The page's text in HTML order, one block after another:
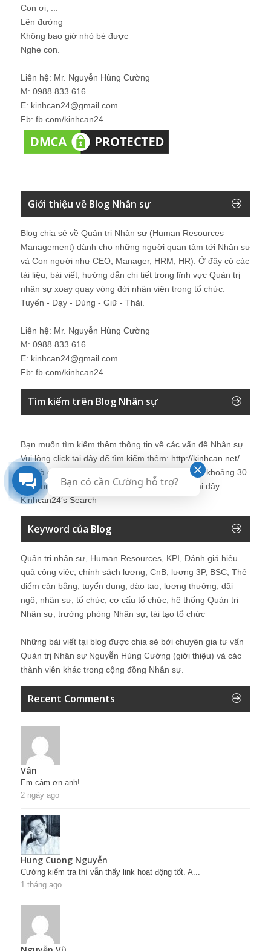
Con ơi, ...
Lên đường
Không bao giờ nhỏ bé được
Nghe con.
Liên hệ: Mr. Nguyễn Hùng Cường
M: 0988 833 616
E: kinhcan24@gmail.com
Fb: fb.com/kinhcan24
Giới thiệu về Blog Nhân sự
Blog chia sẻ về Quản trị Nhân sự (Human Resources
Management) dành cho những người quan tâm tới Nhân sự
và Con người như CEO, Manager, HRM, HR). Ở đây có các
tài liệu, bài viết, hướng dẫn chi tiết trong lĩnh vực Quản trị
nhân sự xoay quay vòng đời nhân viên trong tổ chức:
Tuyển - Dạy - Dùng - Giữ - Thải.
Liên hệ: Mr. Nguyễn Hùng Cường
M: 0988 833 616
E: kinhcan24@gmail.com
Fb: fb.com/kinhcan24
Tìm kiếm trên Blog Nhân sự
Bạn muốn tìm kiếm thêm thông tin về các vấn đề Nhân sự.
Vui lòng click tại đây để tìm kiếm thêm: http://kinhcan.net/
Đây là công cụ tìm kiếm được tích hợp tìm kiếm khoảng 30
site chuyên về nhân sự . Chi tiết vui lòng click tại đây:
Kinhcan24′s Search
Keyword của Blog
Quản trị nhân sự, Human Resources, KPI, Đánh giá hiệu
quả công việc, chính sách lương, CnB, lương 3P, BSC, Thẻ
điểm cân bằng, tuyển dụng, đào tạo, lương thưởng, đãi
ngộ, nhân sự, tổ chức, cơ cấu tổ chức, hệ thống Quản trị
Nhân sự, trưởng phòng Nhân sự, tái tạo tổ chức
Những bài viết tại blog được chia sẻ bởi chuyên gia tư vấn
Quản trị Nhân sự Nguyễn Hùng Cường (giới thiệu) và các
thành viên khác trong cộng đồng Nhân sự.
Recent Comments
Vân
Em cảm ơn anh!
2 ngày ago
Hung Cuong Nguyễn
Cường kiểm tra thì vẫn thấy link hoạt động tốt. A...
1 tháng ago
Bạn có cần Cường hỗ trợ?